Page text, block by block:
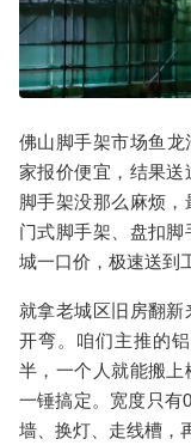
佛山脚手架市场鱼
家报价便宜，结果
脚手架没那么麻烦，
门式脚手架
盘扣脚
城一口价，极速送到
就拿老城区旧房翻新
开弯。咱们主推的
半，一个人就能搬
一锤搞定。宽度只有
墙、换灯、走线槽，